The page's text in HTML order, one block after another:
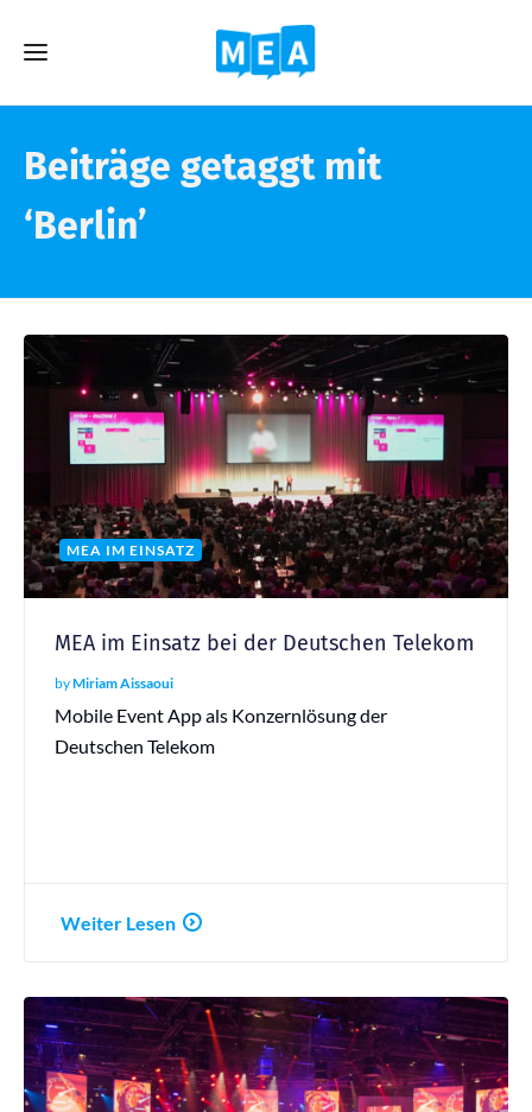
Beiträge getaggt mit
‘Berlin’
MEA IM EINSATZ
MEA im Einsatz bei der Deutschen Telekom
byMiriam Aissaoui
Mobile Event App als Konzernlösung der
Deutschen Telekom
Weiter Lesen